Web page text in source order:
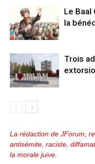
Le Baal
la
Trois
La rédaction de JForum,
antisémite, raciste,
la morale juive.